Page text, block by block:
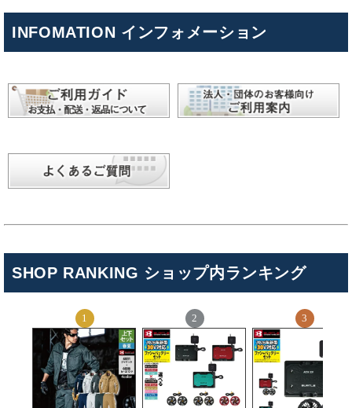
INFOMATION インフォメーション
SHOP RANKING ショップ内ランキング